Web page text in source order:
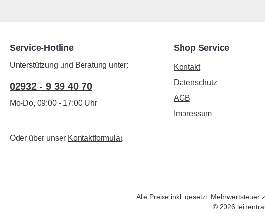
Service-Hotline
Unterstützung und Beratung unter:
02932 - 9 39 40 70
Mo-Do, 09:00 - 17:00 Uhr
Oder über unser Kontaktformular.
Shop Service
Kontakt
Datenschutz
AGB
Impressum
Alle Preise inkl. gesetzl. Mehrwertsteuer
© 2026